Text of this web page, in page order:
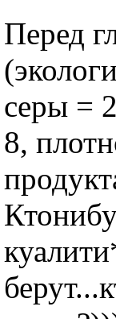
Перед
серы =
8,